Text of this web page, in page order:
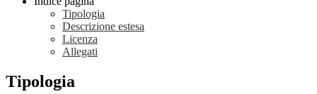
Tipologia
Descrizione estesa
Licenza
Allegati
Tipologia